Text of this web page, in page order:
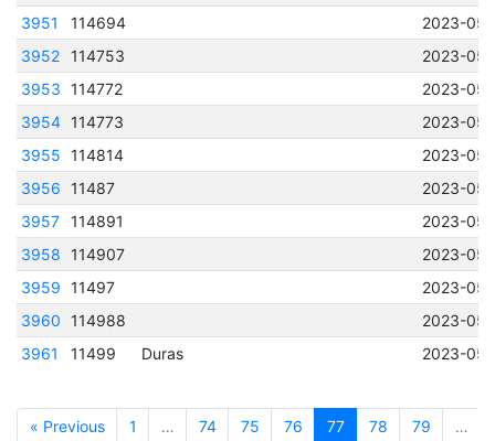
3951
114694
2023-
3952
114753
2023-
3953 114772
2023-
3954 114773
2023-
3955 114814
2023-
3956
11487
2023-
3957 114891
2023-
3958
114907
2023-
3959 11497
2023-
3960
114988
2023-
3961
11499 Duras 2023-
« Previous 1 … 74 75 76 77 78 79 …